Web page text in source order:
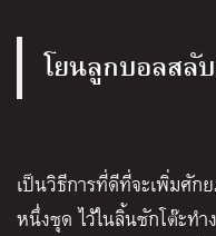
โยนลูกบอลสลั
เป็นวิธีการที่ดีที่จะเพิ่มศัก
หนึ่งชุด ไว้ในลิ้นชักโต๊ะท